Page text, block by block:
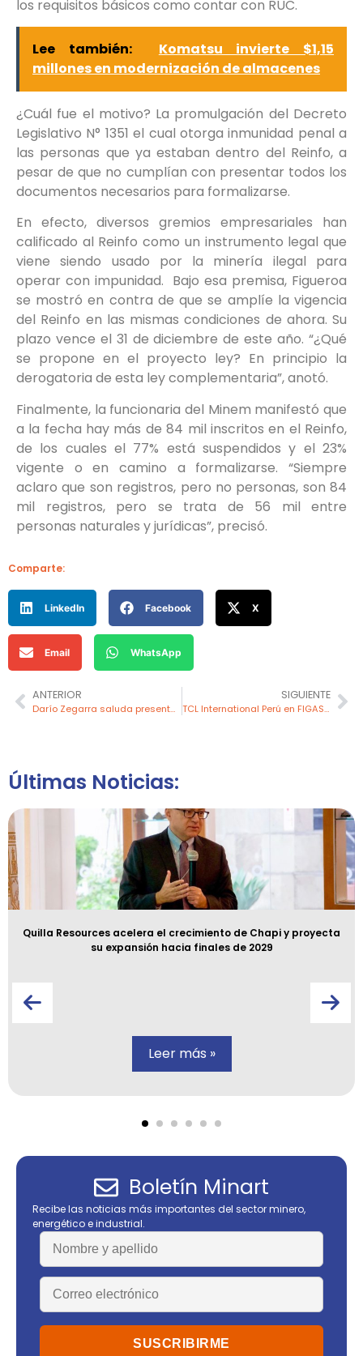
los requisitos básicos como contar con RUC.
Lee también:
Komatsu invierte $1,15
millones en modernización de almacenes
¿Cuál fue el motivo? La promulgación del Decreto
Legislativo N° 1351 el cual otorga inmunidad penal a
las personas que ya estaban dentro del Reinfo, a
pesar de que no cumplían con presentar todos los
documentos necesarios para formalizarse.
En efecto, diversos gremios empresariales han
calificado al Reinfo como un instrumento legal que
viene siendo usado por la minería ilegal para
operar con impunidad. Bajo esa premisa, Figueroa
se mostró en contra de que se amplíe la vigencia
del Reinfo en las mismas condiciones de ahora. Su
plazo vence el 31 de diciembre de este año. “¿Qué
se propone en el proyecto ley? En principio la
derogatoria de esta ley complementaria”, anotó.
Finalmente, la funcionaria del Minem manifestó que
a la fecha hay más de 84 mil inscritos en el Reinfo,
de los cuales el 77% está suspendidos y el 23%
vigente o en camino a formalizarse. “Siempre
aclaro que son registros, pero no personas, son 84
mil registros, pero se trata de 56 mil entre
personas naturales y jurídicas”, precisó.
Comparte:
LinkedIn Facebook X
Email WhatsApp
ANTERIOR
Darío Zegarra saluda presentación de Ley Mape y plantea un debate público en el Congreso
SIGUIENTE
TCL International Perú en FIGAS Y VEHIGAS 2024
Últimas Noticias:
Quilla Resources acelera el crecimiento de Chapi y proyecta
su expansión hacia finales de 2029
Leer más »
Boletín Minart
Recibe las noticias más importantes del sector minero,
energético e industrial.